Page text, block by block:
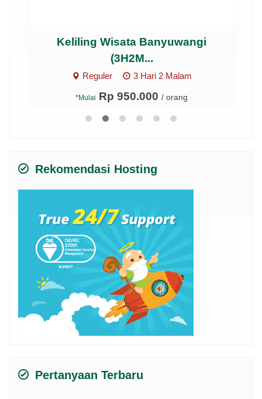
Keliling Wisata Banyuwangi
(3H2M...
Reguler 3 Hari 2 Malam
*Mulai Rp 950.000 / orang
Rekomendasi Hosting
Pertanyaan Terbaru